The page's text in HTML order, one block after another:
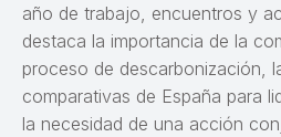
año de trabajo, encuentros y
destaca la importancia de la
proceso de descarbonización,
comparativas de España para
la necesidad de una acción